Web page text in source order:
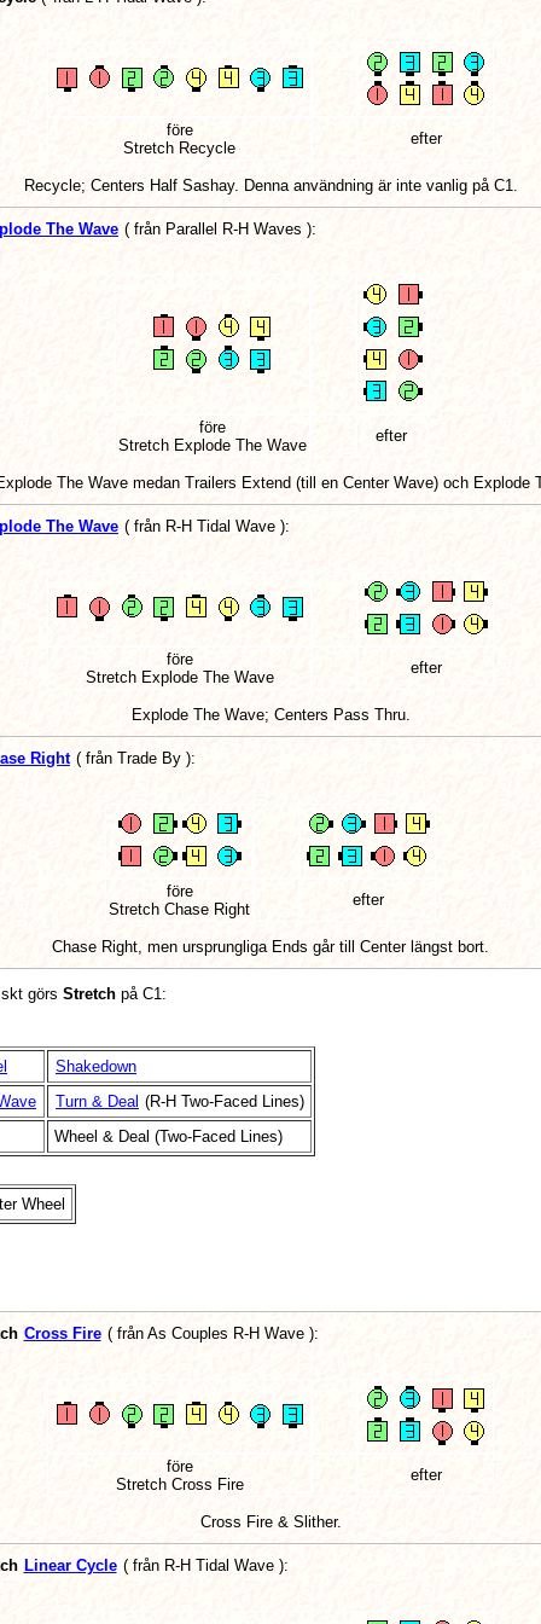
före
Stretch Recycle
efter
Recycle; Centers Half Sashay. Denna användning är inte vanlig på C1.
The Wave ( från Parallel R-H Waves ):
före
Stretch Explode The Wave
efter
The Wave medan Trailers Extend (till en Center Wave) och Explode
The Wave ( från R-H Tidal Wave ):
före
Stretch Explode The Wave
efter
Explode The Wave; Centers Pass Thru.
Right ( från Trade By ):
före
Stretch Chase Right
efter
Chase Right, men ursprungliga Ends går till Center längst bort.
görs Stretch på C1:
Shakedown
Turn & Deal (R-H Two-Faced Lines)
Wheel & Deal (Two-Faced Lines)
Wheel
Cross Fire ( från As Couples R-H Wave):
före
Stretch Cross Fire
efter
Cross Fire & Slither.
Linear Cycle ( från R-H Tidal Wave):